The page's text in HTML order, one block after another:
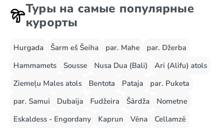
Туры на самые популярные
курорты
Hurgada Šarm eš Šeiha par. Mahe
par. Džerba
Hammamets
Sousse Nusa Dua (Bali)
Ari (Alifu) atols
Ziemeļu Males atols
Bentota Pataja
par. Puketa
par. Samui
Dubaija Fudžeira Šārdža
Nometne
Eskaldess - Engordany
Kaprun Vēna
Cellamzē